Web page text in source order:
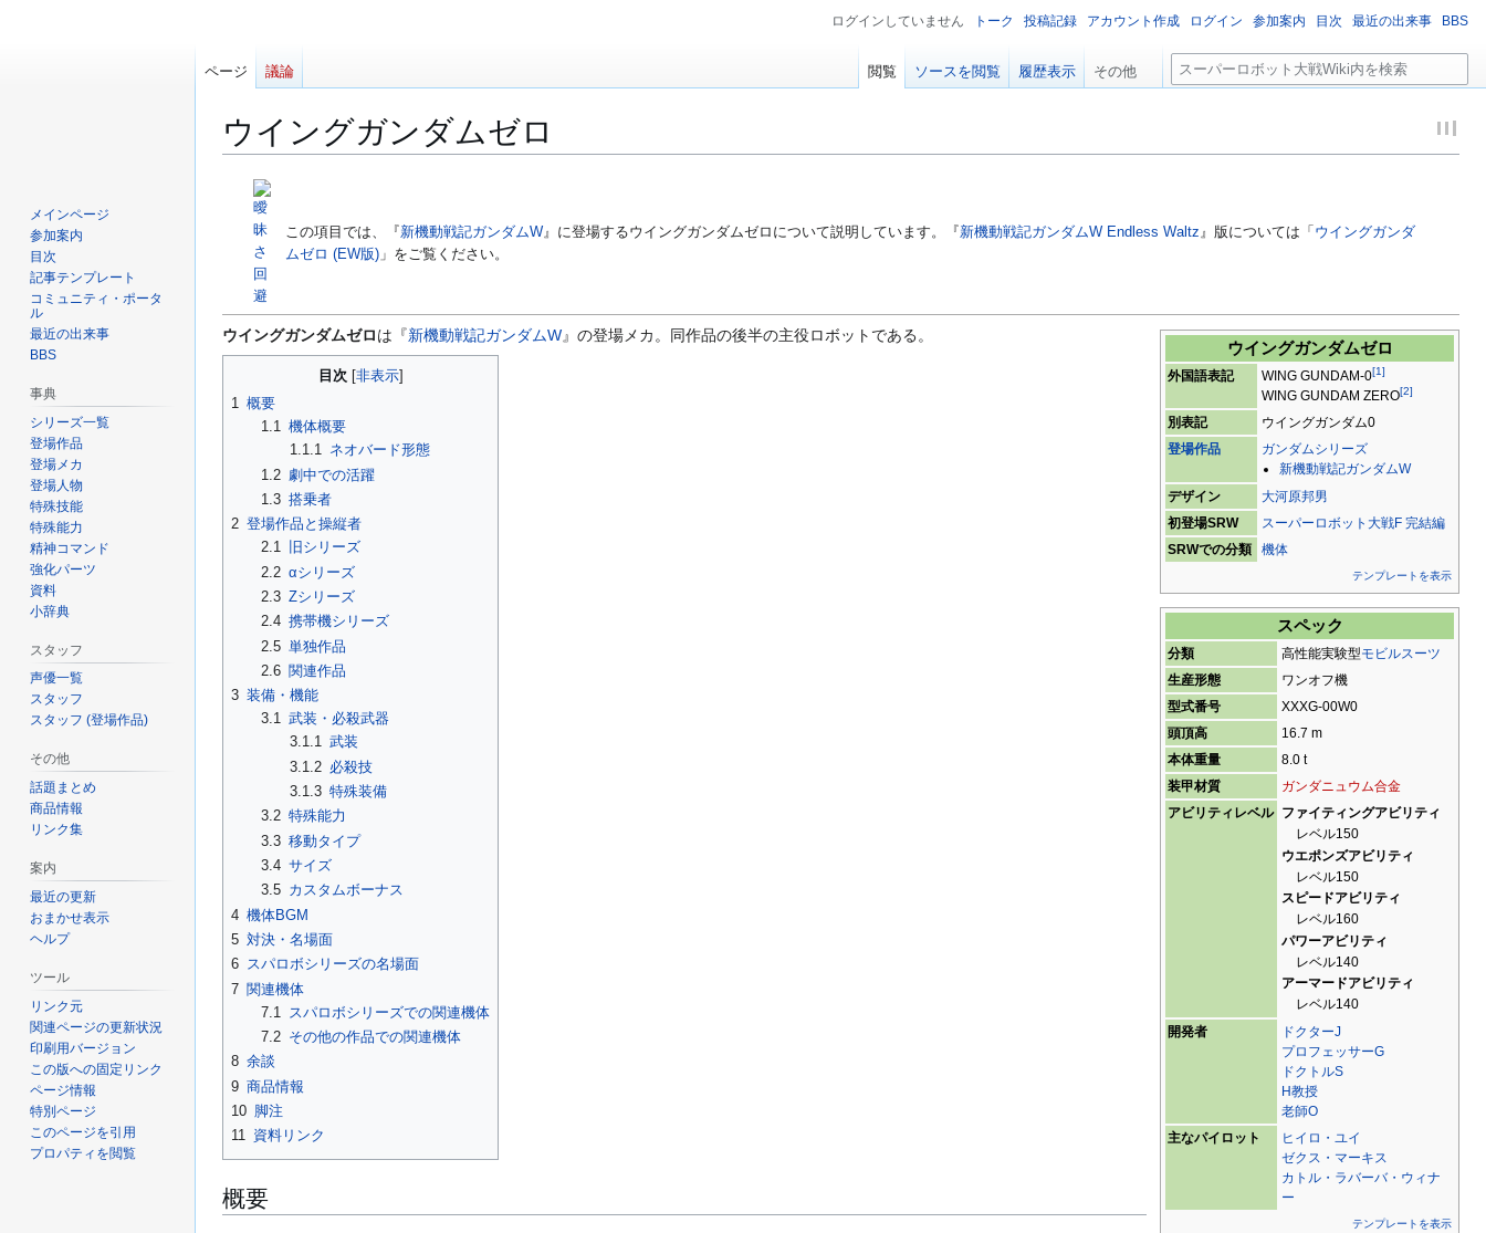
ウイングガンダムゼロ
ン
に
動
この項目では、『 新機動戦記ガンダムW』に登場するウイングガンダムゼロについて説明しています。『 新機動戦記ガンダムW Endless Waltz』版については「 ウイングガンダ
ムゼロ (EW版) 」をご覧ください。
ウイングガンダムゼロ
外国語表記 WING GUNDAM-0[1]
WING GUNDAM ZERO[2]
別表記
ウイングガンダム0
登場作品
ガンダムシリーズ
新機動戦記ガンダムW
デザイン
大河原邦男
初登場SRW
スーパーロボット大戦F 完結編
SRWでの分類
機体
テンプレートを表示
スペック
分類 高性能実験型モビルスーツ
生産形態
ワンオフ機
型式番号
XXXG-00W0
頭頂高
16.7 m
本体重量
8.0 t
装甲材質
ガンダニュウム合金
アビリティレベル ファイティングアビリティ
レベル150
ウエポンズアビリティ
レベル150
スピードアビリティ
レベル160
パワーアビリティ
レベル140
アーマードアビリティ
レベル140
開発者
ドクターJ
プロフェッサーG
ドクトルS
H教授
老師O
主なパイロット
ヒイロ・ユイ
ゼクス・マーキス
カトル・ラバーバ・ウィナ
ー
テンプレートを表示
ウイングガンダムゼロは『新機動戦記ガンダムW』の登場メカ。同作品の後半の主役ロボットである。
目次
1 概要
1.1 機体概要
1.1.1 ネオバード形態
1.2 劇中での活躍
1.3 搭乗者
2 登場作品と操縦者
2.1
旧シリーズ
2.2 αシリーズ
2.3 Zシリーズ
2.4 携帯機シリーズ
2.5 単独作品
2.6 関連作品
3 装備・機能
3.1 武装・必殺武器
3.1.1 武装
3.1.2 必殺技
3.1.3 特殊装備
3.2 特殊能力
3.3 移動タイプ
3.4 サイズ
3.5 カスタムボーナス
4 機体BGM
5 対決・名場面
6 スパロボシリーズの名場面
7 関連機体
7.1
スパロボシリーズでの関連機体
7.2 その他の作品での関連機体
8 余談
9 商品情報
10 脚注
11 資料リンク
概要
ログインしていません トーク 投稿記録 アカウント作成 ログイン 参加案内 目次 最近の出来事 BBS
ページ 議論 閲覧 ソースを閲覧 履歴表示 その他
検
索
メインページ
参加案内
目次
記事テンプレート
コミュニティ・ポータ
ル
最近の出来事
BBS
事典
シリーズ一覧
登場作品
登場メカ
登場人物
特殊技能
特殊能力
精神コマンド
強化パーツ
資料
小辞典
スタッフ
声優一覧
スタッフ
スタッフ (登場作品)
その他
話題まとめ
商品情報
リンク集
案内
最近の更新
おまかせ表示
ヘルプ
ツール
リンク元
関連ページの更新状況
印刷用バージョン
この版への固定リンク
ページ情報
特別ページ
このページを引用
プロパティを閲覧